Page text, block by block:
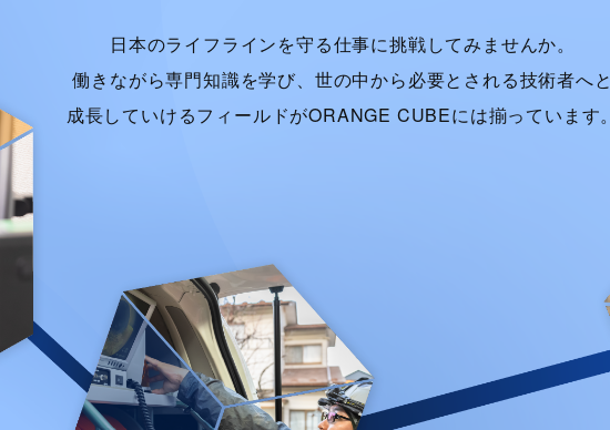
日本のライフラインを守る仕事に挑戦してみませんか。
働きながら専門知識を学び、世の中から必要とされる技術者へと
成長していけるフィールドがORANGE CUBEには揃っています。